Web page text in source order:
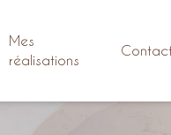
Mes
réalisations